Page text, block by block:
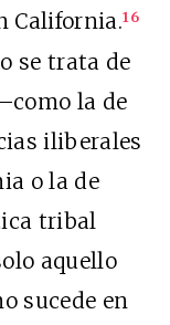
California.16
se trata de
la de
iliberales
o la de
tribal
aquello
sucede en